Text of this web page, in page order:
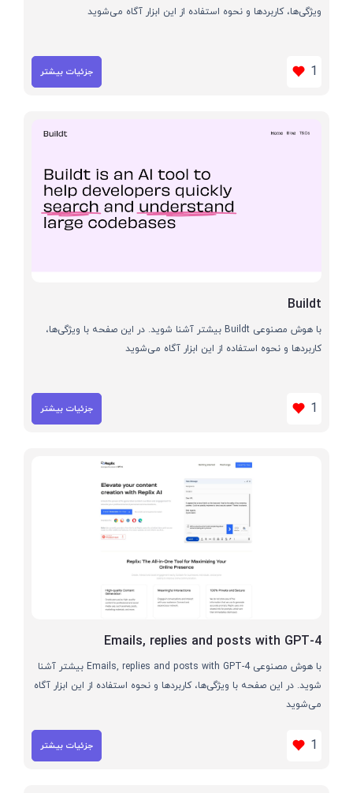
ویژگی‌ها، کاربردها و نحوه استفاده از این ابزار آگاه می‌شوید
1 جزئیات بیشتر
Buildt
با هوش مصنوعی Buildt بیشتر آشنا شوید. در این صفحه با ویژگی‌ها،
کاربردها و نحوه استفاده از این ابزار آگاه می‌شوید
1 جزئیات بیشتر
Emails, replies and posts with GPT-4
با هوش مصنوعی Emails, replies and posts with GPT-4 بیشتر آشنا
شوید. در این صفحه با ویژگی‌ها، کاربردها و نحوه استفاده از این ابزار آگاه
می‌شوید
1 جزئیات بیشتر